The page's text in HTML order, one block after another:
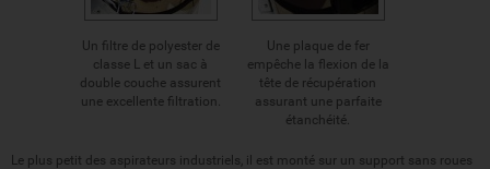
Un filtre de polyester de
classe L et un sac à
double couche assurent
une excellente filtration.
Une plaque de fer
empêche la flexion de la
tête de récupération
assurant une parfaite
étanchéité.
Le plus petit des aspirateurs industriels, il est monté sur un support sans roues